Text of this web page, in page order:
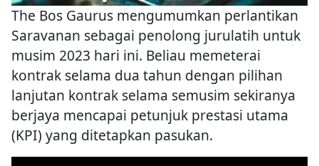
The Bos Gaurus mengumumkan perlantikan
Saravanan sebagai penolong jurulatih untuk
musim 2023 hari ini. Beliau memeterai
kontrak selama dua tahun dengan pilihan
lanjutan kontrak selama semusim sekiranya
berjaya mencapai petunjuk prestasi utama
(KPI) yang ditetapkan pasukan.